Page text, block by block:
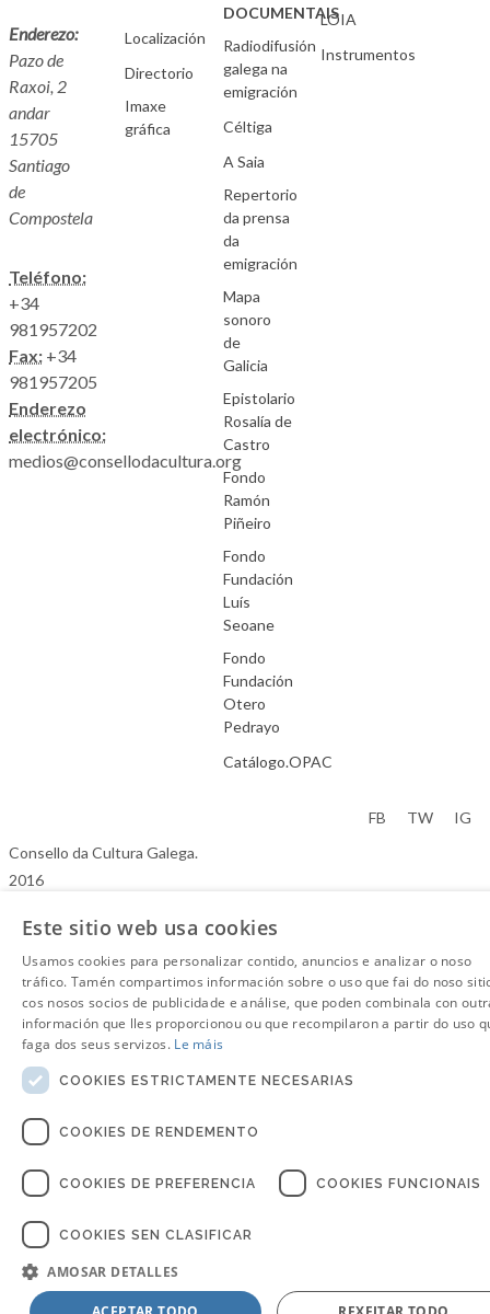
Enderezo:
Pazo de
Raxoi, 2
andar
15705
Santiago
de
Compostela
Teléfono:
+34
981957202
Fax: +34
981957205
Enderezo
electrónico:
medios@consellodacultura.org
Localización
Directorio
Imaxe
gráfica
DOCUMENTAIS
Radiodifusión
galega na
emigración
Céltiga
A Saia
Repertorio
da prensa
da
emigración
Mapa
sonoro
de
Galicia
Epistolario
Rosalía de
Castro
Fondo
Ramón
Piñeiro
Fondo
Fundación
Luís
Seoane
Fondo
Fundación
Otero
Pedrayo
Catálogo.OPAC
LOIA
Instrumentos
Consello da Cultura Galega.
2016
FB TW IG
Este sitio web usa cookies
Usamos cookies para personalizar contido, anuncios e analizar o noso
tráfico. Tamén compartimos información sobre o uso que fai do noso
cos nosos socios de publicidade e análise, que poden combinala con
información que lles proporcionou ou que recompilaron a partir do uso
faga dos seus servizos. Le máis
COOKIES ESTRICTAMENTE NECESARIAS
COOKIES DE RENDEMENTO
COOKIES DE PREFERENCIA COOKIES FUNCIONAIS
COOKIES SEN CLASIFICAR
AMOSAR DETALLES